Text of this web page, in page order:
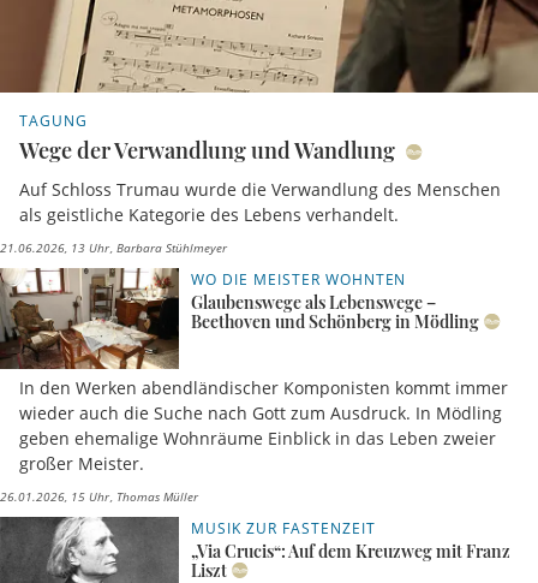
TAGUNG
Wege der Verwandlung und Wandlung
Auf Schloss Trumau wurde die Verwandlung des Menschen
als geistliche Kategorie des Lebens verhandelt.
21.06.2026, 13 Uhr Barbara Stühlmeyer
WO DIE MEISTER WOHNTEN
Glaubenswege als Lebenswege –
Beethoven und Schönberg in Mödling
In den Werken abendländischer Komponisten kommt immer
wieder auch die Suche nach Gott zum Ausdruck. In Mödling
geben ehemalige Wohnräume Einblick in das Leben zweier
großer Meister.
26.01.2026, 15 Uhr Thomas Müller
MUSIK ZUR FASTENZEIT
„Via Crucis“: Auf dem Kreuzweg mit Franz
Liszt